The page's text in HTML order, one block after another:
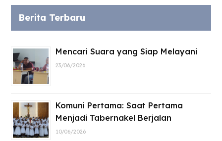
Berita Terbaru
Mencari Suara yang Siap Melayani
23/06/2026
Komuni Pertama: Saat Pertama
Menjadi Tabernakel Berjalan
10/06/2026